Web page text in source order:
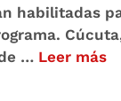
habilitadas
… Leer más